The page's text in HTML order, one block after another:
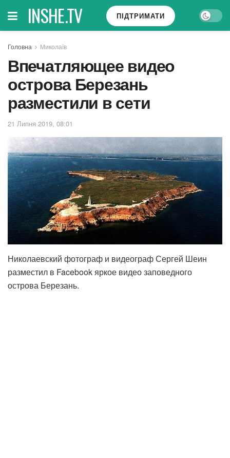
INSHE.TV ПІДТРИМАТИ
Головна Миколаїв
Впечатляющее видео
острова Березань
разместили в сети
21 Липня 2019, 08:01
Николаевский фотограф и видеограф Сергей Шеин
разместил в Facebook яркое видео заповедного
острова Березань.